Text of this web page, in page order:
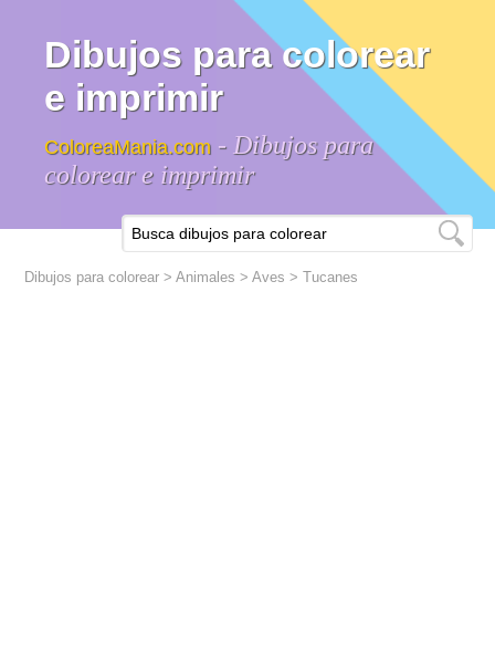
Dibujos para colorear
e imprimir
ColoreaMania.com - Dibujos para
colorear e imprimir
Dibujos para colorear >Animales >Aves > Tucanes